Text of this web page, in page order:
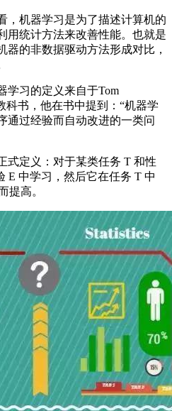
机器学习是为了描述计算机的
用统计方法来改善性能。也就是
器的非数据驱动方法形成对比，
习的定义来自于Tom
科书，他在书中提到：“机器学
通过经验而自动改进的一类问
定义：对于某类任务 T 和性
E 中学习，然后它在任务 T 中
提高。